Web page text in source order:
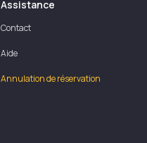
Assistance
Contact
Aide
Annulation de réservation